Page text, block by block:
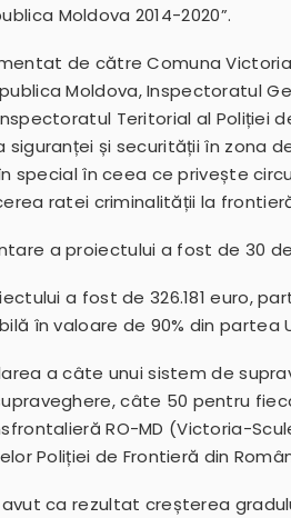
Moldova 2014-2020”.
de către Comuna
Moldova, Inspectoratul
Teritorial al Poliției
și securității în zona
special în ceea ce privește
ratei criminalității la
a proiectului a fost de 30 de
a fost de 326.181 euro,
în valoare de 90% din partea
a câte unui sistem de
câte 50 pentru
RO-MD (Victoria-
Poliției de Frontieră din
ca rezultat creșterea